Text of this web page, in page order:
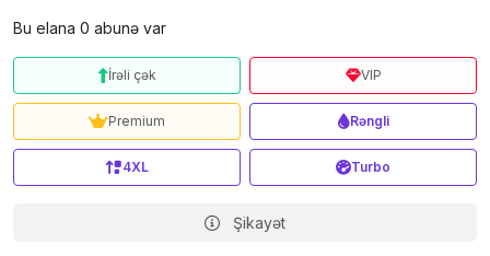
Bu elana 0 abunə var
İrəli çək VIP
Premium Rəngli
4XL Turbo
Şikayət